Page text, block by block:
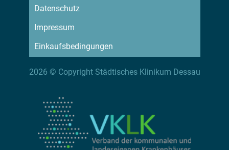
Datenschutz
Impressum
Einkaufsbedingungen
2026 © Copyright Städtisches Klinikum Dessau